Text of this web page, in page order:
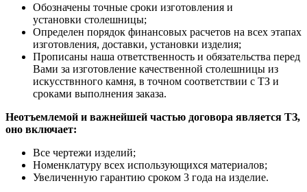
Обозначены точные сроки изготовления и
установки столешницы;
Определен порядок финансовых расчетов на всех этапах
изготовления, доставки, установки изделия;
Прописаны наша ответственность и обязательства перед
Вами за изготовление качественной столешницы из
искусствнного камня, в точном соответствии с ТЗ и
сроками выполнения заказа.
Неотъемлемой и важнейшей частью договора является ТЗ,
оно включает:
Все чертежи изделий;
Номенклатуру всех использующихся материалов;
Увеличенную гарантию сроком 3 года на изделие.